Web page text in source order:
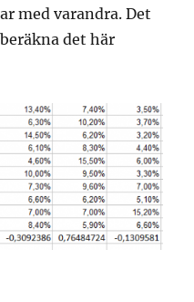
med varandra. Det
det här